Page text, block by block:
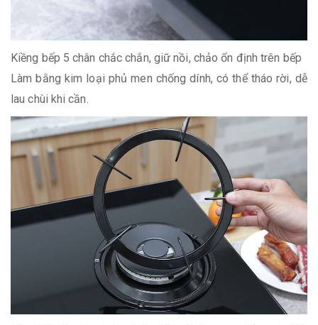
Kiềng bếp 5 chân chắc chắn, giữ nồi, chảo ổn định trên bếp
Làm bằng kim loại phủ men chống dính, có thể tháo rời, dễ
lau chùi khi cần.